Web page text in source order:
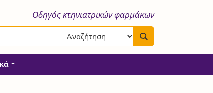
Οδηγός κτηνιατρικών φαρμάκων